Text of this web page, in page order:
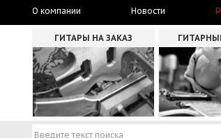
О компании Новости
ГИТАРЫ НА ЗАКАЗ